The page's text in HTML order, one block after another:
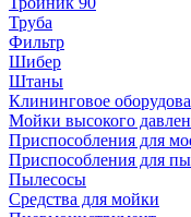
Труба
Фильтр
Шибер
Штаны
Клининговое
Мойки высокого
Приспособления для
Приспособления для
Пылесосы
Средства для мойки